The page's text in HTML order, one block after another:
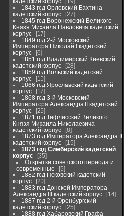
1843 год Орловский Бахтина
кадетский корпус
27
1845 год Воронежский Великого
Князя Михаила Павловича кадетский
корпус
17
1849 год 2-й Московский
Императора Николай I кадетский
корпус
6
1851 год Владимирский Киевский
кадетский корпус
28
1859 год Вольский кадетский
корпус
10
1866 год Ярославский кадетский
корпус
17
1868 год 3-й Московский
Императора Александра II кадетский
корпус
25
1871 год Тифлисский Великого
Князя Михаила Николаевича
кадетский корпус
8
1873 год Императора Александра II
кадетский корпус
15
1873 год Симбирский кадетский
корпус
35
Открытки советского периода и
современные
5
1882 год Псковский кадетский
корпус
20
1883 год Донской Императора
Александра III кадетский корпус
14
1887 год 2-й Оренбургский
кадетский корпус
25
1888 год Хабаровский Графа